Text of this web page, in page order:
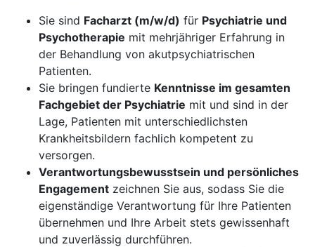
Sie sind Facharzt (m/w/d) für Psychiatrie und
Psychotherapie mit mehrjähriger Erfahrung in
der Behandlung von akutpsychiatrischen
Patienten.
Sie bringen fundierte Kenntnisse im gesamten
Fachgebiet der Psychiatrie mit und sind in der
Lage, Patienten mit unterschiedlichsten
Krankheitsbildern fachlich kompetent zu
versorgen.
Verantwortungsbewusstsein und persönliches
Engagement zeichnen Sie aus, sodass Sie die
eigenständige Verantwortung für Ihre Patienten
übernehmen und Ihre Arbeit stets gewissenhaft
und zuverlässig durchführen.